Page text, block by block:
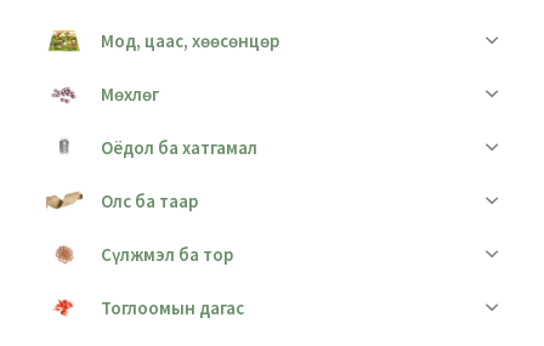
Мод, цаас, хөөсөнцөр
Мөхлөг
Оёдол ба хатгамал
Олс ба таар
Сүлжмэл ба тор
Тоглоомын дагас